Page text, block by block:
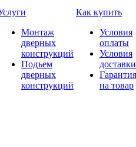
Монтаж
дверных
конструкций
Подъем
дверных
конструкций
Как купить
Условия
оплаты
Условия
доставки
Гарантия
на товар